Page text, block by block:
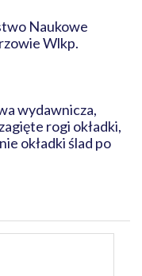
Naukowe
Wlkp.
wydawnicza,
rogi okładki,
okładki ślad po